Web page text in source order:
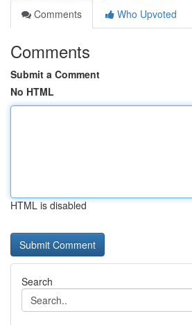
Comments
Who Upvoted
Comments
Submit a Comment
No HTML
HTML is disabled
Search